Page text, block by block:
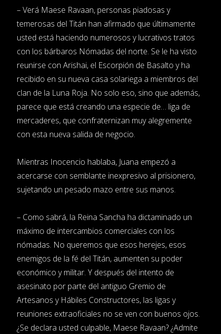
– Verá Maese Ravaan, personas piadosas y
temerosas del Titán han afirmado que últimamente
usted está haciendo numerosos y lucrativos tratos
con los bárbaros Nómadas del norte. Se le ha visto
reunirse con Arishai, el Escorpión de Basalto y ha
recibido en su nueva casa solariega a miembros del
clan de la Luna Roja. No solo eso, sino que además,
parece que está creando una especie de… liga de
mercaderes, que confraternizan muy alegremente
con esta nueva salida de negocio.
Mientras Inocencio hablaba, Juana empezó a
acercarse con semblante inexpresivo al prisionero,
sujetando un pesado mazo entre sus manos.
– Como sabrá, la Reina Sancha ha dictaminado un
máximo de intercambios comerciales con los
nómadas. No queremos que esos herejes, esos
enemigos de la fé del Titán, aumenten su poder
económico y militar. Y después del intento de
asesinato por parte del antiguo Gremio de
Artesanos y Hábiles Constructores, las ligas y
reuniones extraoficiales no se ven con buenos ojos.
¿Se declara usted culpable, Maese Ravaan? ¿Admite